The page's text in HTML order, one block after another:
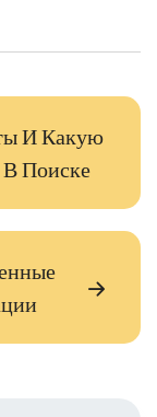
И Какую
Поиске